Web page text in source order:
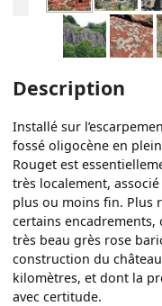
Description
Installé sur
fossé oligocène en
Rouget est
très localement,
plus ou moins fin. Plus
certains
très beau grès rose
construction du
kilomètres, et dont la
avec certitude.